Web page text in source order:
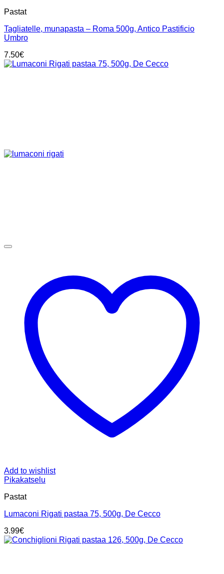
Pastat
Tagliatelle, munapasta – Roma 500g, Antico Pastificio
Umbro
7.50€
Add to wishlist
Pikakatselu
Pastat
Lumaconi Rigati pastaa 75, 500g, De Cecco
3.99€